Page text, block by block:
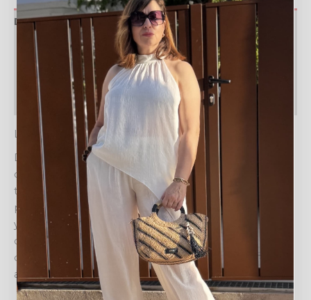
Descripción
Información adicional
Valoraciones (0)
Política de devoluciones
LA VERSÁTIL CAMISA BÁSICA AZUL CLARO
Descubre la elegancia sin esfuerzo y la máxima
comodidad con nuestra
CAMISA BÁSICA
tono azul claro. Esta prenda esencial ha sido diseñada
pensando en la mujer moderna que busca versatilidad
y estilo en su armario. Su naturaleza atemporal la
convierte en la opción perfecta para cualquier ocasión,
desde un entorno profesional hasta un evento casual,
adaptándose con facilidad a diferentes looks.